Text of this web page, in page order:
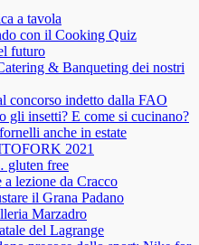
a tavola
con il Cooking Quiz
futuro
& Banqueting dei nostri
concorso indetto dalla FAO
gli insetti? E come si cucinano?
anche in estate
2021
gluten free
a lezione da Cracco
il Grana Padano
Marzadro
del Lagrange